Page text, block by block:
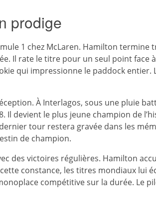
prodige
1 chez McLaren. Hamilton termine
Il rate le titre pour un seul point face
qui impressionne le paddock entier.
À Interlagos, sous une pluie
Il devient le plus jeune champion de
tour restera gravée dans les
de champion.
des victoires régulières. Hamilton
constance, les titres mondiaux lui
compétitive sur la durée. Le